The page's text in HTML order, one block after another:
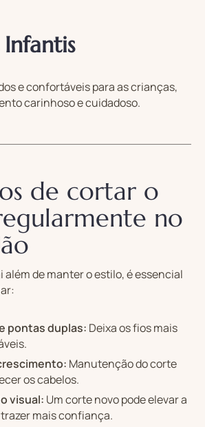
e confortáveis para as crianças,
carinhoso e cuidadoso.
de cortar o
no
além de manter o estilo, é essencial
pontas duplas: Deixa os fios mais
Manutenção do corte
os cabelos.
visual: Um corte novo pode elevar a
mais confiança.